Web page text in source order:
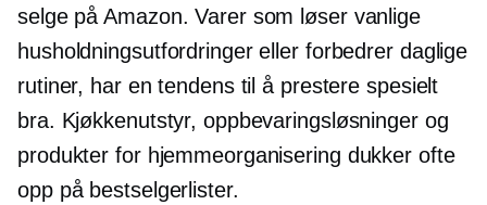
selge på Amazon. Varer som løser vanlige
husholdningsutfordringer eller forbedrer daglige
rutiner, har en tendens til å prestere spesielt
bra. Kjøkkenutstyr, oppbevaringsløsninger og
produkter for hjemmeorganisering dukker ofte
opp på bestselgerlister.